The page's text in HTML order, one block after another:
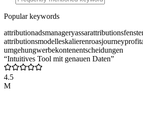
Popular keywords
attributionadsmanageryassar
attributionsmodelleskalierenroasjourney
umgehungwerbekontenentscheidungen
“Intuitives Tool mit genauen Daten”
4.5
M